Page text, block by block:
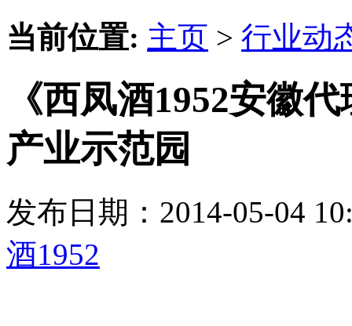
当前位置: 主页 > 行业动
《西凤酒1952安徽
产业示范园
发布日期：2014-05-04
酒1952